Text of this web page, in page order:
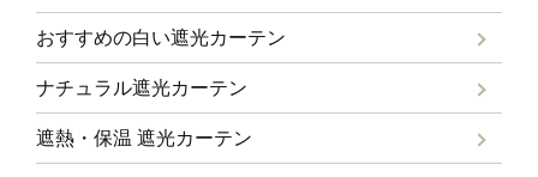
おすすめの白い遮光カーテン
ナチュラル遮光カーテン
遮熱・保温 遮光カーテン